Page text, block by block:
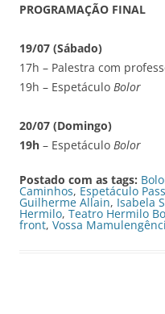
PROGRAMAÇÃO FINAL
19/07 (Sábado)
17h – Palestra com
19h – Espetáculo Bolor
20/07 (Domingo)
19h – Espetáculo Bolor
Postado com as tags:
Caminhos, Espetáculo
Guilherme Allain, Isabela
Hermilo, Teatro Hermilo
front, Vossa